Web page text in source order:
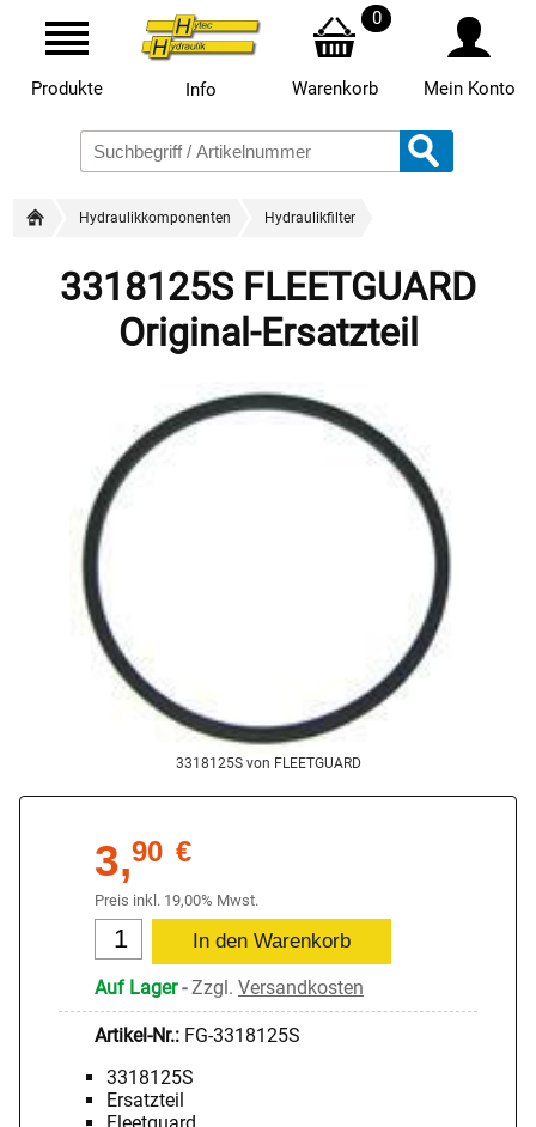
Produkte Info
0
Warenkorb Mein Konto
Hydraulikkomponenten Hydraulikfilter
3318125S FLEETGUARD
Original-Ersatzteil
3318125S von FLEETGUARD
3,90 €
Preis inkl. 19,00% Mwst.
Auf Lager-Zzgl. Versandkosten
Artikel-Nr.: FG-3318125S
3318125S
Ersatzteil